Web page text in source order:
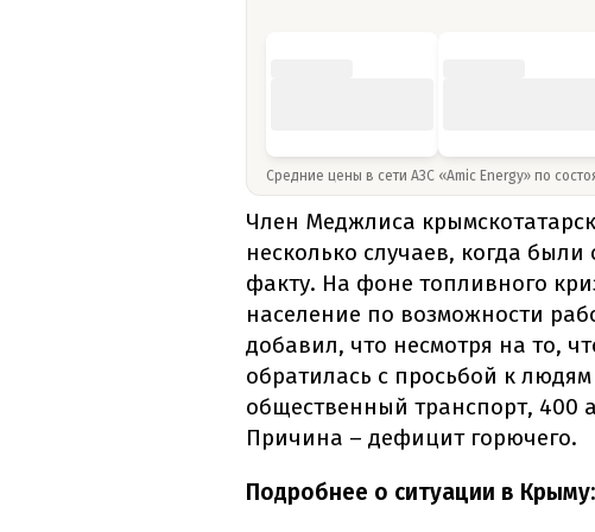
Средние цены в сети АЗС «Amic Energy» по
Член Меджлиса
несколько случаев, когда
факту. На фоне топливного
население по возможности
добавил, что несмотря на то,
обратилась с просьбой к
общественный транспорт,
Причина – дефицит горючего.
Подробнее о ситуации в